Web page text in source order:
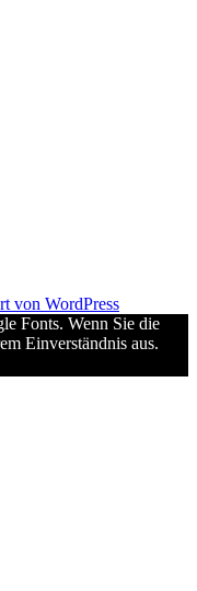
von WordPress
Fonts. Wenn Sie die
Einverständnis aus.